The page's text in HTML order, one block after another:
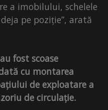
a imobilului, schelele
pe poziție”, arată
fost scoase
cu montarea
de exploatare a
de circulație.